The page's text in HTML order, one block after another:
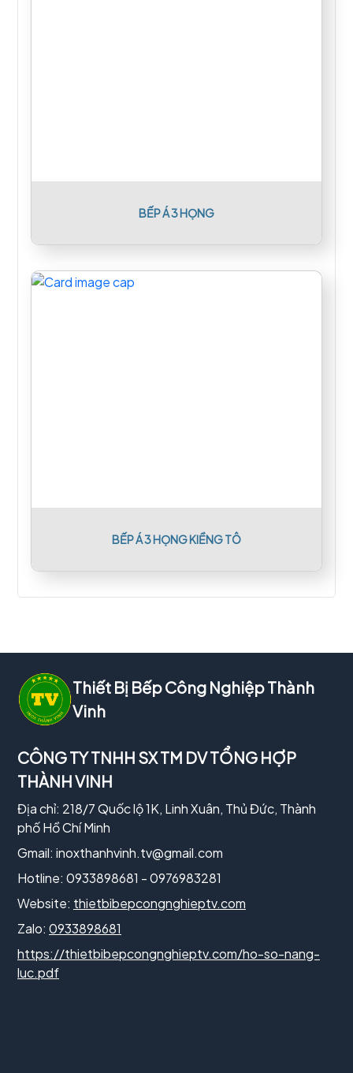
BẾP Á 3 HỌNG
BẾP Á 3 HỌNG KIỀNG TÔ
Thiết Bị Bếp Công Nghiệp Thành
Vinh
CÔNG TY TNHH SX TM DV TỔNG HỢP
THÀNH VINH
Địa chỉ: 218/7 Quốc lộ 1K, Linh Xuân, Thủ Đức, Thành
phố Hồ Chí Minh
Gmail: inoxthanhvinh.tv@gmail.com
Hotline: 0933898681 - 0976983281
Website: thietbibepcongnghieptv.com
Zalo: 0933898681
https://thietbibepcongnghieptv.com/ho-so-nang-
luc.pdf